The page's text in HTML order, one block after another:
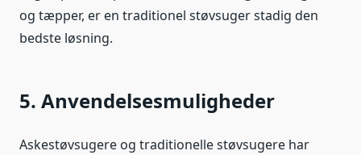
og tæpper, er en traditionel støvsuger stadig den
bedste løsning.
5. Anvendelsesmuligheder
Askestøvsugere og traditionelle støvsugere har